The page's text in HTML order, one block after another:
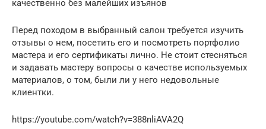
качественно без малейших изъянов
Перед походом в выбранный салон требуется изучить
отзывы о нем, посетить его и посмотреть портфолио
мастера и его сертификаты лично. Не стоит стесняться
и задавать мастеру вопросы о качестве используемых
материалов, о том, были ли у него недовольные
клиентки.
https://youtube.com/watch?v=388nliAVA2Q